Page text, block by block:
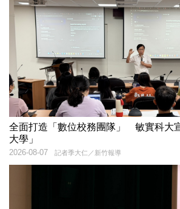
全面打造「數位校務團隊」 敏實科大
大學」
記者季大仁／新竹報導
2026-08-07